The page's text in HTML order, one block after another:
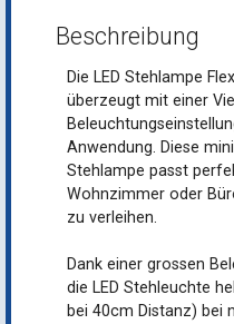
Beschreibung
Die LED Stehlampe
überzeugt mit einer
Anwendung. Diese
Stehlampe passt
Wohnzimmer oder
zu verleihen.
Dank einer grossen
die LED Stehleuchte
bei 40cm Distanz) bei